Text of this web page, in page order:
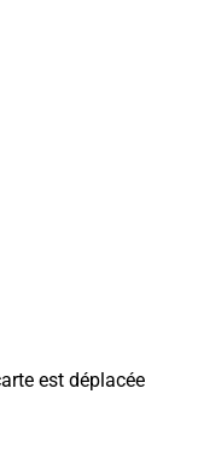
est déplacée